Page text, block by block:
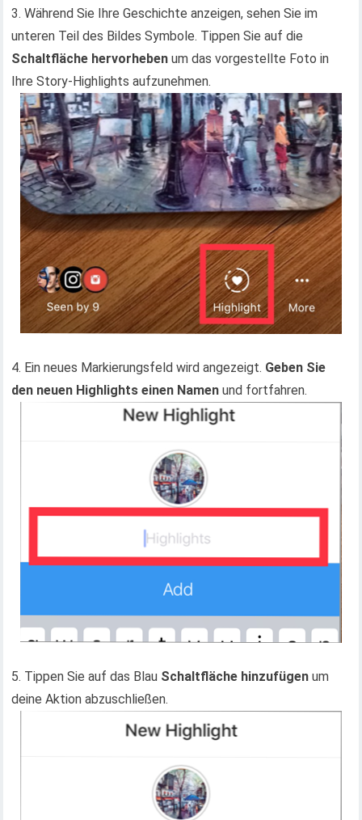
3. Während Sie Ihre Geschichte anzeigen, sehen Sie im
unteren Teil des Bildes Symbole. Tippen Sie auf die
Schaltfläche hervorheben um das vorgestellte Foto in
Ihre Story-Highlights aufzunehmen.
4. Ein neues Markierungsfeld wird angezeigt. Geben Sie
den neuen Highlights einen Namen und fortfahren.
5. Tippen Sie auf das Blau Schaltfläche hinzufügen um
deine Aktion abzuschließen.